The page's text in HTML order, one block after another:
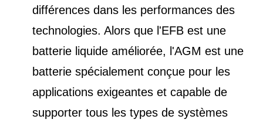
différences dans les performances des
technologies. Alors que l'EFB est une
batterie liquide améliorée, l'AGM est une
batterie spécialement conçue pour les
applications exigeantes et capable de
supporter tous les types de systèmes